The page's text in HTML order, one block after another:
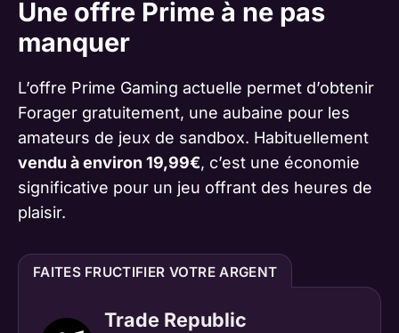
Une offre Prime à ne pas
manquer
L’offre Prime Gaming actuelle permet d’obtenir
Forager gratuitement, une aubaine pour les
amateurs de jeux de sandbox. Habituellement
vendu à environ 19,99€, c’est une économie
significative pour un jeu offrant des heures de
plaisir.
FAITES FRUCTIFIER VOTRE ARGENT
Trade Republic